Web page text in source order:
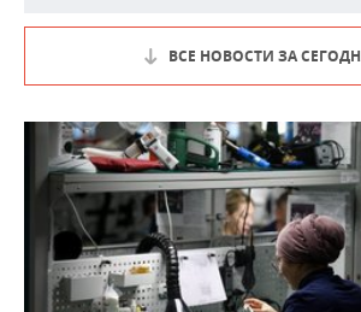
ВСЕ НОВОСТИ ЗА